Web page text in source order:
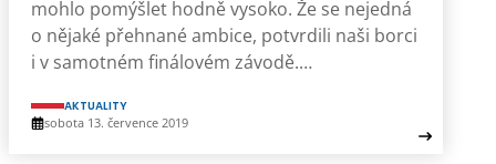
mohlo pomýšlet hodně vysoko. Že se nejedná
o nějaké přehnané ambice, potvrdili naši borci
i v samotném finálovém závodě.…
AKTUALITY
sobota 13. července 2019